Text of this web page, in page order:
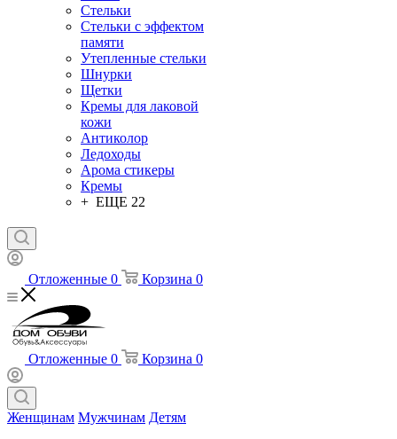
Стельки
Стельки с эффектом
памяти
Утепленные стельки
Шнурки
Щетки
Кремы для лаковой
кожи
Антиколор
Ледоходы
Арома стикеры
Кремы
+ ЕЩЕ 22
Отложенные 0 Корзина 0
Отложенные 0 Корзина 0
Женщинам Мужчинам Детям